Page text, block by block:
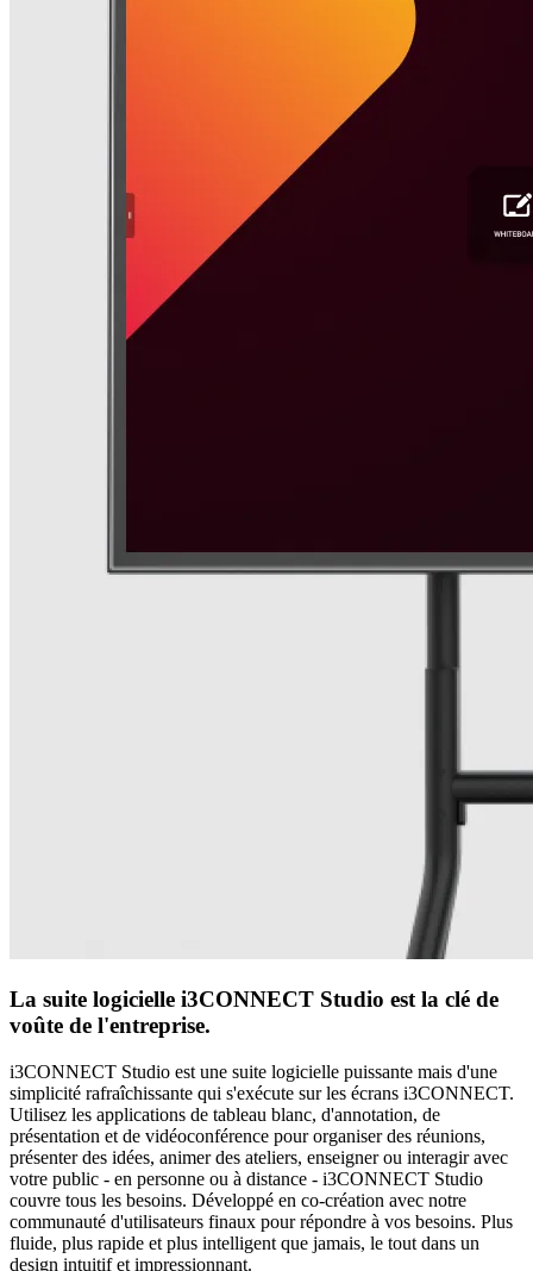
La suite logicielle i3CONNECT Studio est la clé de
voûte de l'entreprise.
i3CONNECT Studio est une suite logicielle puissante mais d'une
simplicité rafraîchissante qui s'exécute sur les écrans i3CONNECT.
Utilisez les applications de tableau blanc, d'annotation, de
présentation et de vidéoconférence pour organiser des réunions,
présenter des idées, animer des ateliers, enseigner ou interagir avec
votre public - en personne ou à distance - i3CONNECT Studio
couvre tous les besoins. Développé en co-création avec notre
communauté d'utilisateurs finaux pour répondre à vos besoins. Plus
fluide, plus rapide et plus intelligent que jamais, le tout dans un
design intuitif et impressionnant.